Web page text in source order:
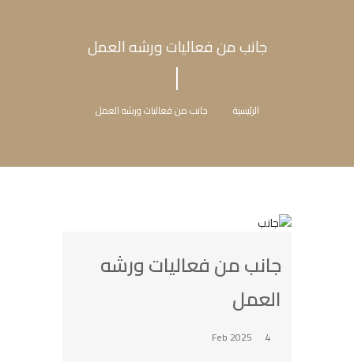
جانب من فعاليات ورشه العمل
الرئيسية جانب من فعاليات ورشه العمل
جانب من فعاليات ورشه
العمل
4 Feb 2025